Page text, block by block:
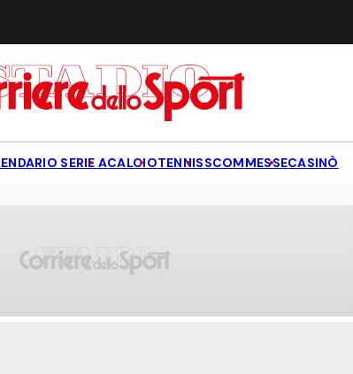
SERIE ACALCIOTENNISSCOMMESSECASINÒ